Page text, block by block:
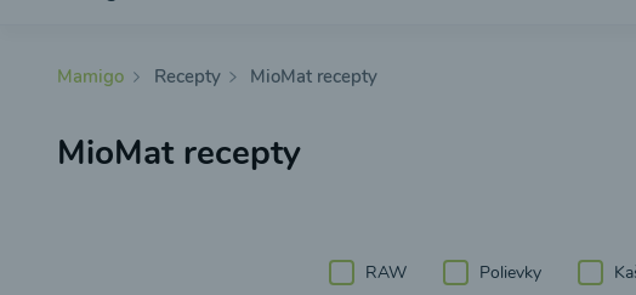
Mamigo Recepty MioMat recepty
MioMat recepty
RAW Polievky